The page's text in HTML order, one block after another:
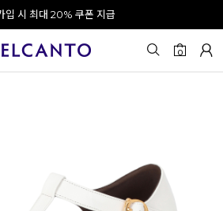
이전 결제 완료 시 오늘 출발!
입 시 최대 20% 쿠폰 지급
0